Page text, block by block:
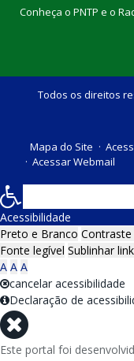
Conheça o PNTP e o
Todos os direitos
Mapa do Site
Acessar Webmail
Acessibilidade
Preto e Branco
Fonte legível Sublinhar
A A A
cancelar acessibilidade
Declaração de
Este portal foi